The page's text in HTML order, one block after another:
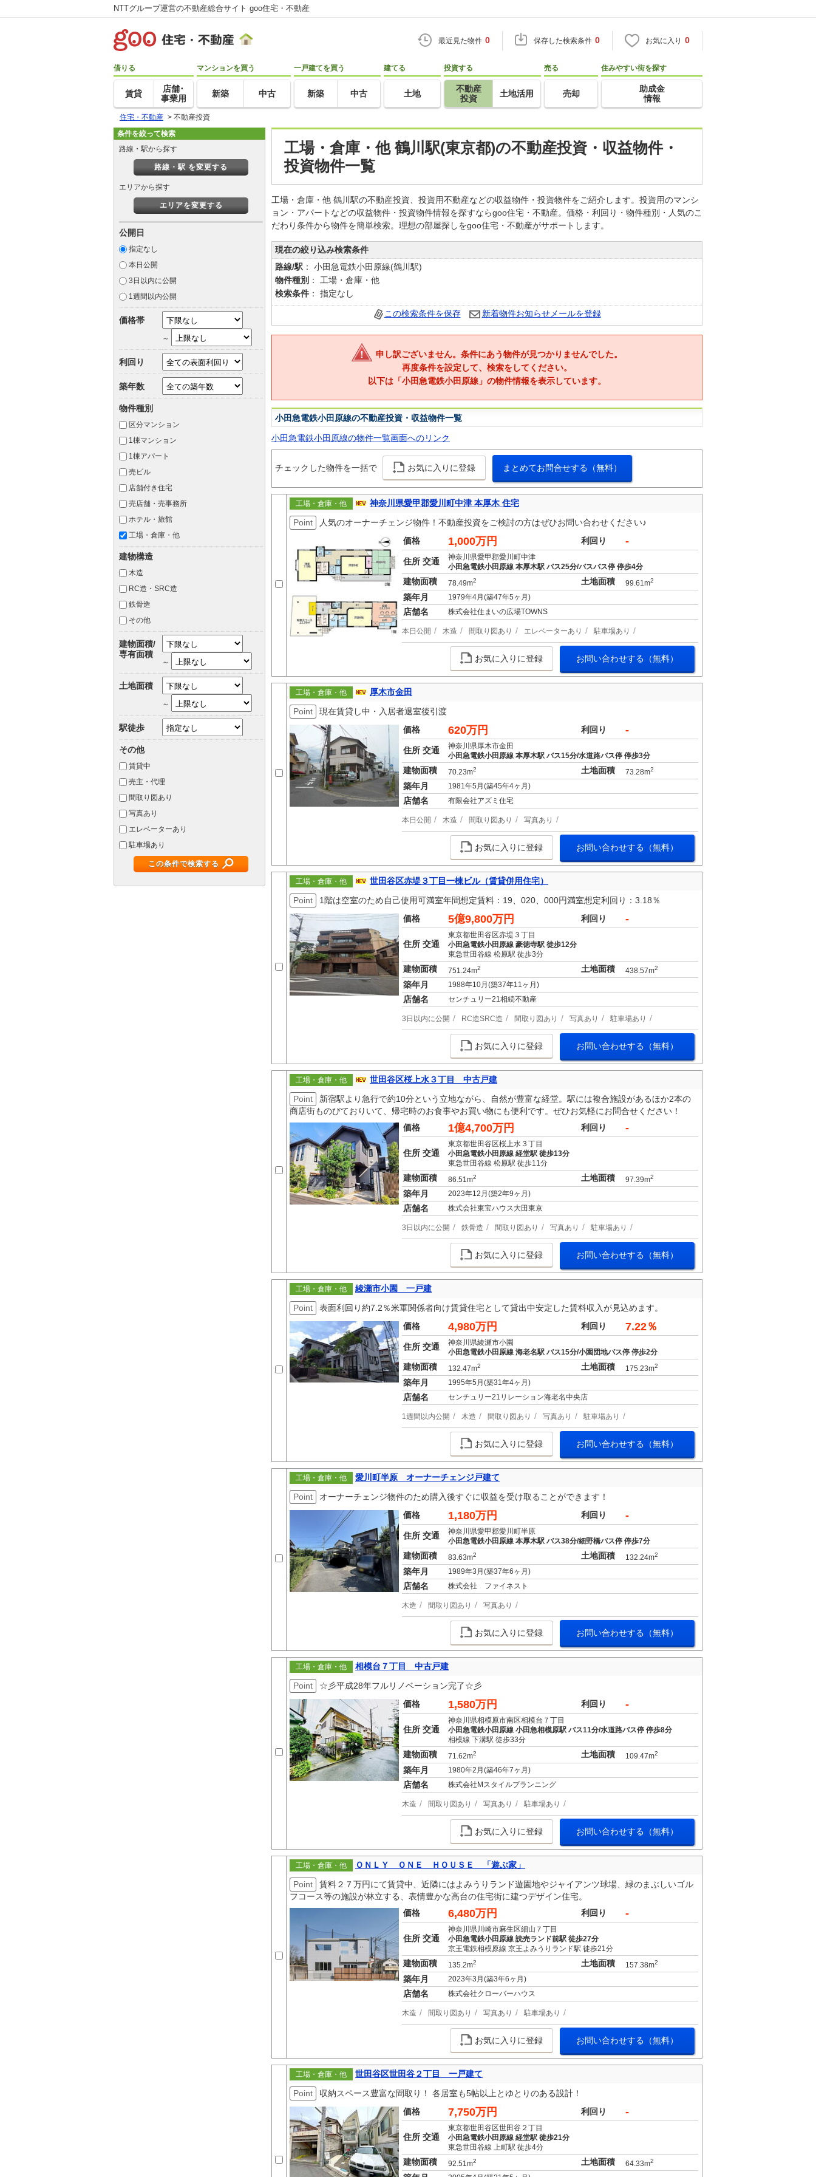
NTTグループ運営の不動産総合サイト goo住宅・不動産
最近見た物件 0 保存した検索条件 0 お気に入り 0
借りる
賃貸
店舗･
事業用
マンションを買う
新築 中古
一戸建てを買う
新築 中古
建てる
土地
投資する
不動産
投資
土地活用
売る
売却
住みやすい街を探す
助成金
情報
住宅・不動産 > 不動産投資
工場・倉庫・他 鶴川駅(東京都)の不動産投資・収益物件・
投資物件一覧
工場・倉庫・他 鶴川駅の不動産投資、投資用不動産などの収益物件・投資物件をご紹介します。投資用のマンシ
ョン・アパートなどの収益物件・投資物件情報を探すならgoo住宅・不動産。価格・利回り・物件種別・人気のこ
だわり条件から物件を簡単検索。理想の部屋探しをgoo住宅・不動産がサポートします。
現在の絞り込み検索条件
路線/駅 ： 小田急電鉄小田原線(鶴川駅)
物件種別 ： 工場・倉庫・他
検索条件 ： 指定なし
この検索条件を保存 新着物件お知らせメールを登録
申し訳ございません。条件にあう物件が見つかりませんでした。
再度条件を設定して、検索をしてください。
以下は「小田急電鉄小田原線」の物件情報を表示しています。
小田急電鉄小田原線の不動産投資・収益物件一覧
小田急電鉄小田原線の物件一覧画面へのリンク
チェックした物件を一括で お気に入りに登録 まとめてお問合せする（無料）
工場・倉庫・他
神奈川県愛甲郡愛川町中津 本厚木 住宅
Point
人気のオーナーチェンジ物件！不動産投資をご検討の方はぜひお問い合わせください♪
価格
1,000万円 利回り -
住所 交通
神奈川県愛甲郡愛川町中津
小田急電鉄小田原線 本厚木駅 バス25分/バスバス停 停歩4分
建物面積 78.49m2 土地面積 99.61m2
築年月 1979年4月(築47年5ヶ月)
店舗名 株式会社住まいの広場TOWNS
本日公開 木造 間取り図あり エレベーターあり 駐車場あり
お気に入りに登録 お問い合わせする（無料）
工場・倉庫・他
厚木市金田
Point
現在賃貸し中・入居者退室後引渡
価格
620万円 利回り -
住所 交通
神奈川県厚木市金田
小田急電鉄小田原線 本厚木駅 バス15分/水道路バス停 停歩3分
建物面積 70.23m2 土地面積 73.28m2
築年月 1981年5月(築45年4ヶ月)
店舗名 有限会社アズミ住宅
本日公開 木造 間取り図あり 写真あり
お気に入りに登録 お問い合わせする（無料）
工場・倉庫・他
世田谷区赤堤３丁目一棟ビル（賃貸併用住宅）
Point
1階は空室のため自己使用可満室年間想定賃料：19、020、000円満室想定利回り：3.18％
価格
5億9,800万円 利回り -
住所 交通
東京都世田谷区赤堤３丁目
小田急電鉄小田原線 豪徳寺駅 徒歩12分
東急世田谷線 松原駅 徒歩3分
建物面積 751.24m2 土地面積 438.57m2
築年月 1988年10月(築37年11ヶ月)
店舗名 センチュリー21相続不動産
3日以内に公開 RC造SRC造 間取り図あり 写真あり 駐車場あり
お気に入りに登録 お問い合わせする（無料）
工場・倉庫・他
世田谷区桜上水３丁目 中古戸建
Point
新宿駅より急行で約10分という立地ながら、自然が豊富な経堂。駅には複合施設があるほか2本の
商店街ものびておりいて、帰宅時のお食事やお買い物にも便利です。ぜひお気軽にお問合せください！
価格
1億4,700万円 利回り -
住所 交通
東京都世田谷区桜上水３丁目
小田急電鉄小田原線 経堂駅 徒歩13分
東急世田谷線 松原駅 徒歩11分
建物面積 86.51m2 土地面積 97.39m2
築年月 2023年12月(築2年9ヶ月)
店舗名 株式会社東宝ハウス大田東京
3日以内に公開 鉄骨造 間取り図あり 写真あり 駐車場あり
お気に入りに登録 お問い合わせする（無料）
工場・倉庫・他
綾瀬市小園 一戸建
Point
表面利回り約7.2％米軍関係者向け賃貸住宅として貸出中安定した賃料収入が見込めます。
価格
4,980万円 利回り 7.22％
住所 交通
神奈川県綾瀬市小園
小田急電鉄小田原線 海老名駅 バス15分/小園団地バス停 停歩2分
建物面積 132.47m2 土地面積 175.23m2
築年月 1995年5月(築31年4ヶ月)
店舗名 センチュリー21リレーション海老名中央店
1週間以内公開 木造 間取り図あり 写真あり 駐車場あり
お気に入りに登録 お問い合わせする（無料）
工場・倉庫・他
愛川町半原 オーナーチェンジ戸建て
Point
オーナーチェンジ物件のため購入後すぐに収益を受け取ることができます！
価格
1,180万円 利回り -
住所 交通
神奈川県愛甲郡愛川町半原
小田急電鉄小田原線 本厚木駅 バス38分/細野橋バス停 停歩7分
建物面積 83.63m2 土地面積 132.24m2
築年月 1989年3月(築37年6ヶ月)
店舗名 株式会社 ファイネスト
木造 間取り図あり 写真あり
お気に入りに登録 お問い合わせする（無料）
工場・倉庫・他
相模台７丁目 中古戸建
Point
☆彡平成28年フルリノベーション完了☆彡
価格
1,580万円 利回り -
住所 交通
神奈川県相模原市南区相模台７丁目
小田急電鉄小田原線 小田急相模原駅 バス11分/水道路バス停 停歩8分
相模線 下溝駅 徒歩33分
建物面積 71.62m2 土地面積 109.47m2
築年月 1980年2月(築46年7ヶ月)
店舗名 株式会社Mスタイルプランニング
木造 間取り図あり 写真あり 駐車場あり
お気に入りに登録 お問い合わせする（無料）
工場・倉庫・他
ＯＮＬＹ ＯＮＥ ＨＯＵＳＥ 「遊ぶ家」
Point
賃料２７万円にて賃貸中、近隣にはよみうりランド遊園地やジャイアンツ球場、緑のまぶしいゴル
フコース等の施設が林立する、表情豊かな高台の住宅街に建つデザイン住宅。
価格
6,480万円 利回り -
住所 交通
神奈川県川崎市麻生区細山７丁目
小田急電鉄小田原線 読売ランド前駅 徒歩27分
京王電鉄相模原線 京王よみうりランド駅 徒歩21分
建物面積 135.2m2 土地面積 157.38m2
築年月 2023年3月(築3年6ヶ月)
店舗名 株式会社クローバーハウス
木造 間取り図あり 写真あり 駐車場あり
お気に入りに登録 お問い合わせする（無料）
工場・倉庫・他
世田谷区世田谷２丁目 一戸建て
Point
収納スペース豊富な間取り！ 各居室も5帖以上とゆとりのある設計！
価格
7,750万円 利回り -
住所 交通
東京都世田谷区世田谷２丁目
小田急電鉄小田原線 経堂駅 徒歩21分
東急世田谷線 上町駅 徒歩4分
建物面積 92.51m2 土地面積 64.33m2
条件を絞って検索
路線・駅から探す
路線・駅 を変更する
エリアから探す
エリアを変更する
公開日
指定なし
本日公開
3日以内に公開
1週間以内公開
価格帯
～
利回り
築年数
物件種別
区分マンション
1棟マンション
1棟アパート
売ビル
店舗付き住宅
売店舗・売事務所
ホテル・旅館
工場・倉庫・他
建物構造
木造
RC造・SRC造
鉄骨造
その他
建物面積/
専有面積
～
土地面積
～
駅徒歩
その他
賃貸中
売主・代理
間取り図あり
写真あり
エレベーターあり
駐車場あり
この条件で検索する